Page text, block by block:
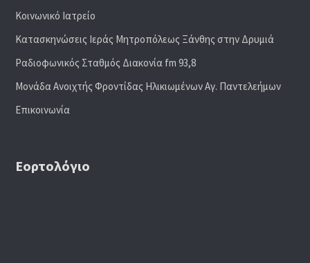
Κοινωνικό Ιατρείο
Κατασκηνώσεις Ιεράς Μητροπόλεως Ξάνθης στην Δρυμιά
Ραδιoφωνικός Σταθμός Διακονία fm 93,8
Μονάδα Ανοιχτής Φροντίδας Ηλικιωμένων Αγ. Παντελεήμων
Επικοινωνία
Εορτολόγιο